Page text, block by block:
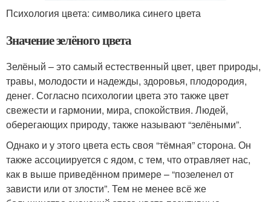
Психология цвета: символика синего цвета
Значение зелёного цвета
Зелёный – это самый естественный цвет, цвет природы,
травы, молодости и надежды, здоровья, плодородия,
денег. Согласно психологии цвета это также цвет
свежести и гармонии, мира, спокойствия. Людей,
оберегающих природу, также называют “зелёными”.
Однако и у этого цвета есть своя “тёмная” сторона. Он
также ассоциируется с ядом, с тем, что отравляет нас,
как в выше приведённом примере – “позеленел от
зависти или от злости”. Тем не менее всё же